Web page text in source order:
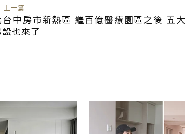
上一篇
台中房市新熱區 繼百億醫療園區之後 五大
設也來了